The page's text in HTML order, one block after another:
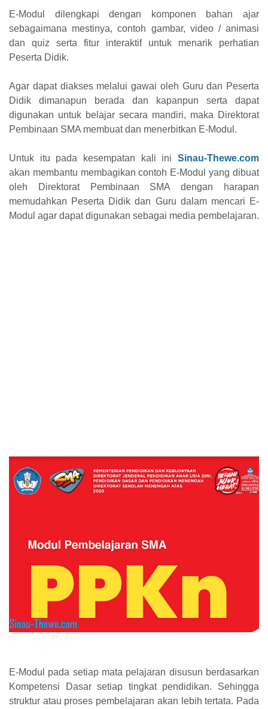
E-Modul dilengkapi dengan komponen bahan ajar
sebagaimana mestinya, contoh gambar, video / animasi
dan quiz serta fitur interaktif untuk menarik perhatian
Peserta Didik.
Agar dapat diakses melalui gawai oleh Guru dan Peserta
Didik dimanapun berada dan kapanpun serta dapat
digunakan untuk belajar secara mandiri, maka Direktorat
Pembinaan SMA membuat dan menerbitkan E-Modul.
Untuk itu pada kesempatan kali ini Sinau-Thewe.com
akan membantu membagikan contoh E-Modul yang dibuat
oleh Direktorat Pembinaan SMA dengan harapan
memudahkan Peserta Didik dan Guru dalam mencari E-
Modul agar dapat digunakan sebagai media pembelajaran.
E-Modul pada setiap mata pelajaran disusun berdasarkan
Kompetensi Dasar setiap tingkat pendidikan. Sehingga
struktur atau proses pembelajaran akan lebih tertata. Pada